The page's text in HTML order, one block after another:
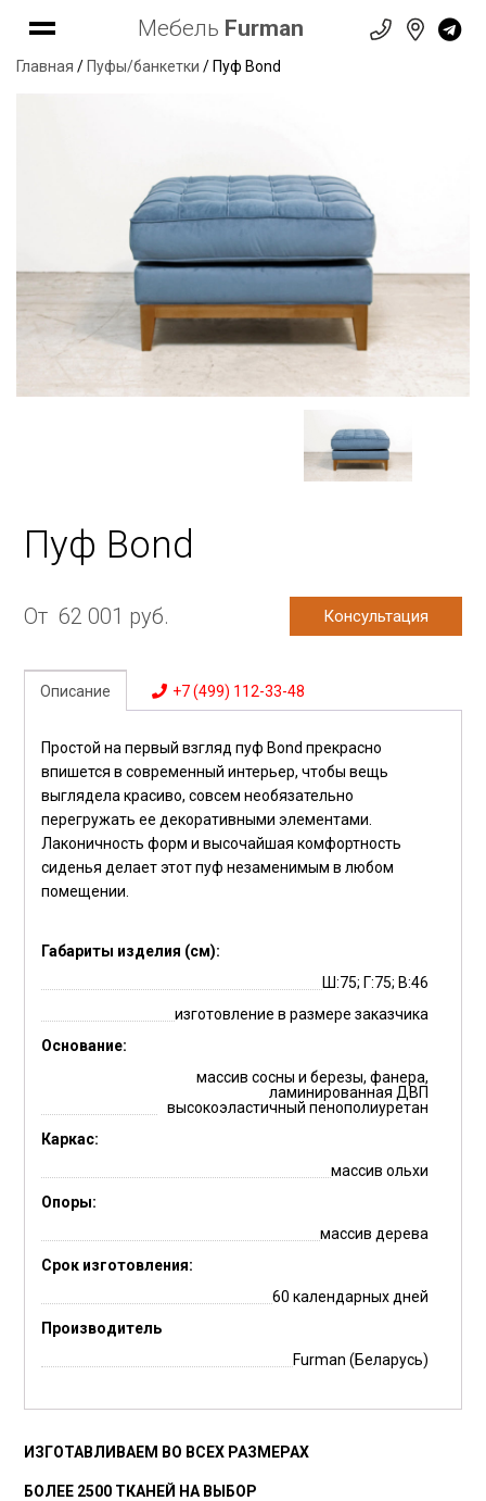
Мебель Furman
Главная / Пуфы/банкетки / Пуф Bond
Пуф Bond
От 62 001 руб. Консультация
Описание +7 (499) 112-33-48
Простой на первый взгляд пуф Bond прекрасно
впишется в современный интерьер, чтобы вещь
выглядела красиво, совсем необязательно
перегружать ее декоративными элементами.
Лаконичность форм и высочайшая комфортность
сиденья делает этот пуф незаменимым в любом
помещении.
Габариты изделия (см):
Ш:75; Г:75; В:46
изготовление в размере заказчика
Основание:
массив сосны и березы, фанера,
ламинированная ДВП
высокоэластичный пенополиуретан
Каркас:
массив ольхи
Опоры:
массив дерева
Срок изготовления:
60 календарных дней
Производитель
Furman (Беларусь)
ИЗГОТАВЛИВАЕМ ВО ВСЕХ РАЗМЕРАХ
БОЛЕЕ 2500 ТКАНЕЙ НА ВЫБОР